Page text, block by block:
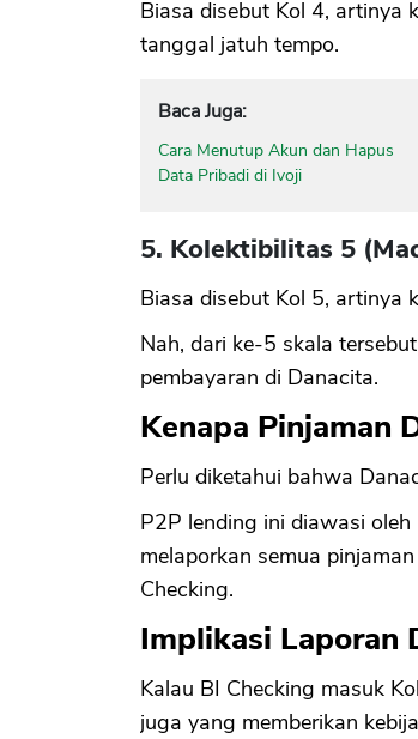
Biasa disebut Kol 4, artinya
tanggal jatuh tempo.
Baca Juga:
Cara Menutup Akun dan Hapus
Data Pribadi di Ivoji
5. Kolektibilitas 5
Biasa disebut Kol 5, artinya
Nah, dari ke-5 skala
pembayaran di Danacita.
Kenapa Pinjaman
Perlu diketahui bahwa
P2P lending ini diawasi oleh
melaporkan semua
Checking.
Implikasi Laporan
Kalau BI Checking masuk
juga yang memberikan